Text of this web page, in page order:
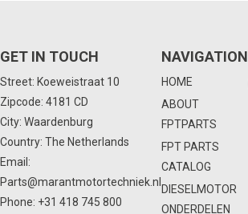
GET IN TOUCH
Street: Koeweistraat 10
Zipcode: 4181 CD
City: Waardenburg
Country: The Netherlands
Email:
Parts@marantmotortechniek.nl
Phone: +31 418 745 800
NAVIGATION
HOME
ABOUT
FPTPARTS
FPT PARTS
CATALOG
DIESELMOTOR
ONDERDELEN